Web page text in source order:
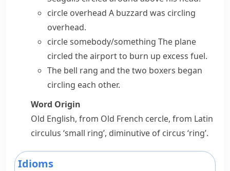
circle overhead A buzzard was circling
overhead.
circle somebody/something The plane
circled the airport to burn up excess fuel.
The bell rang and the two boxers began
circling each other.
Word Origin
Old English, from Old French cercle, from Latin
circulus ‘small ring’, diminutive of circus ‘ring’.
Idioms